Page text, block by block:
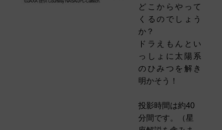
どこからやって
くるのでしょう
か？
ドラえもんとい
っしょに太陽系
のひみつを解き
明かそう！
投影時間は約40
分間です。（星